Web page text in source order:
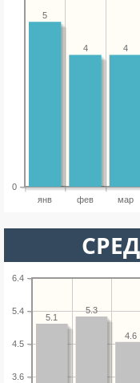
янв фев мар
0
4
4
5
3.6
4.5
5.4
6.4
4.6
5.3
5.1